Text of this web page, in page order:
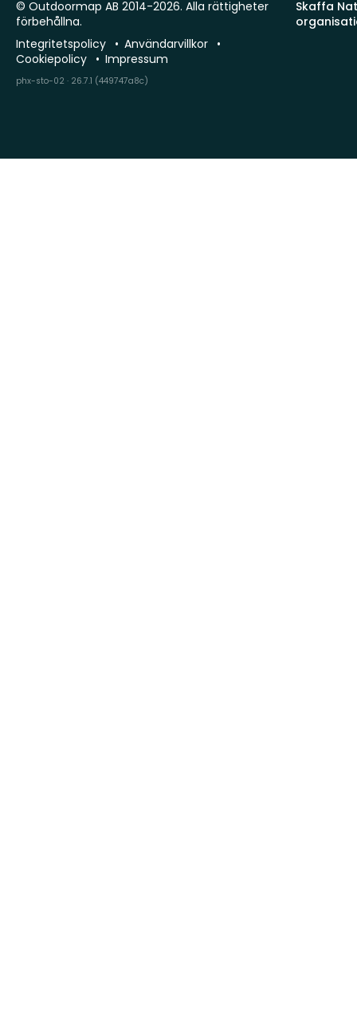
Skaffa
© Outdoormap AB 2014-2026. Alla rättigheter
förbehållna.
Integritetspolicy
Användarvillkor
Cookiepolicy
Impressum
phx-sto-02 · 26.7.1 (449747a8c)